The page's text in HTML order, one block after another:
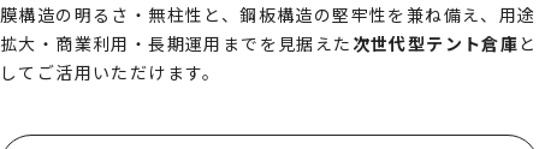
膜構造の明るさ・無柱性と、鋼板構造の堅牢性を兼ね備え、用途
拡大・商業利用・長期運用までを見据えた 次世代型テント倉庫と
してご活用いただけます。